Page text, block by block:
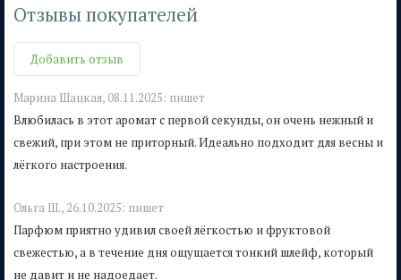
Отзывы покупателей
Добавить отзыв
Mарина Шацкая, 08.11.2025: пишет
Влюбилась в этот аромат с первой секунды, он очень нежный и
свежий, при этом не приторный. Идеально подходит для весны и
лёгкого настроения.
Ольга Ш., 26.10.2025: пишет
Парфюм приятно удивил своей лёгкостью и фруктовой
свежестью, а в течение дня ощущается тонкий шлейф, который
не давит и не надоедает.